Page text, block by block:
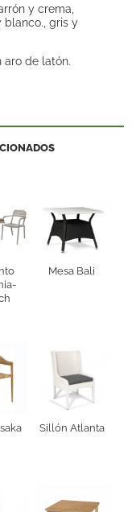
y crema,
blanco., gris y
aro de latón.
Mesa Bali
Sillón Atlanta